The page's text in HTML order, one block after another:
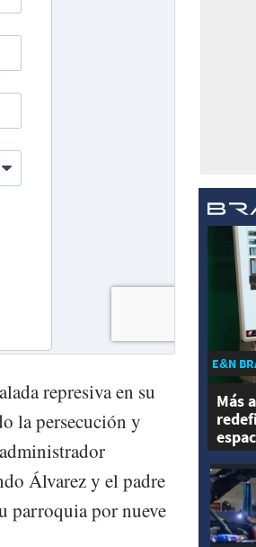
represiva en su
la persecución y
Álvarez y el padre
parroquia por nueve
E&N
Más